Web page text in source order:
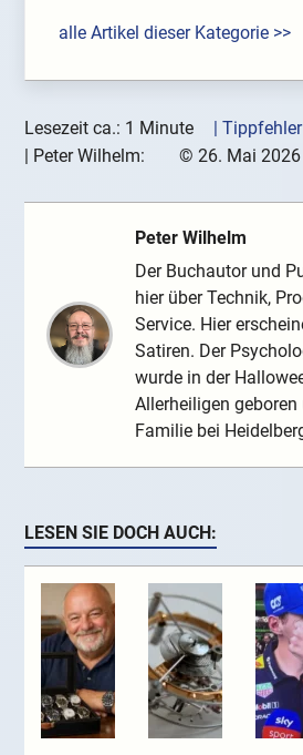
alle Artikel dieser Kategorie >>
Lesezeit ca.: 1 Minute
|
Peter Wilhelm: © 26. Mai 2026
Peter Wilhelm
Der Buchautor und
hier über Technik,
Service. Hier
Satiren. Der
wurde in der
Allerheiligen
Familie bei
LESEN SIE DOCH AUCH: